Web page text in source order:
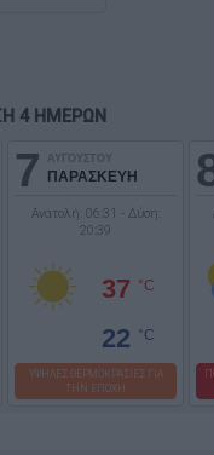
4 ΗΜΕΡΩΝ
7 ΑΥΓΟΥΣΤΟΥ
ΠΑΡΑΣΚΕΥΗ
Ανατολή: 06:31 - Δύση:
20:39
37 °C
22 °C
ΥΨΗΛΕΣ ΘΕΡΜΟΚΡΑΣΙΕΣ ΓΙΑ
ΤΗΝ ΕΠΟΧΗ